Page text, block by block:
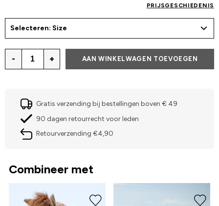
PRIJSGESCHIEDENIS
Selecteren: Size
- + AAN WINKELWAGEN TOEVOEGEN
Gratis verzending bij bestellingen boven € 49
90 dagen retourrecht voor leden
Retourverzending €4,90
Combineer met